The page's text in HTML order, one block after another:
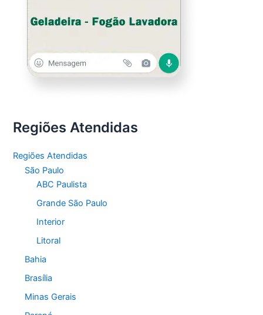
Regiões Atendidas
Regiões Atendidas
São Paulo
ABC Paulista
Grande São Paulo
Interior
Litoral
Bahia
Brasília
Minas Gerais